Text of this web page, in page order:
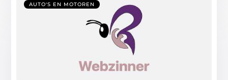
AUTO'S EN MOTOREN